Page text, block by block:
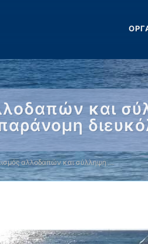
και
αλλοδαπών και σύλληψη …